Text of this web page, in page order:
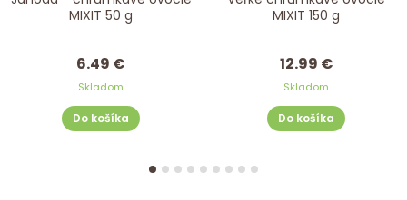
MIXIT 50 g
6.49 €
Skladom
Do košíka
MIXIT 150 g
12.99 €
Skladom
Do košíka